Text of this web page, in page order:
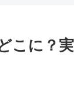
こに？